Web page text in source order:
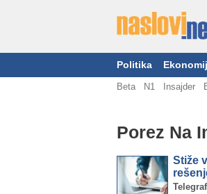
Politika
Beta N1 Insajder
Porez Na
Stiže
Telegraf